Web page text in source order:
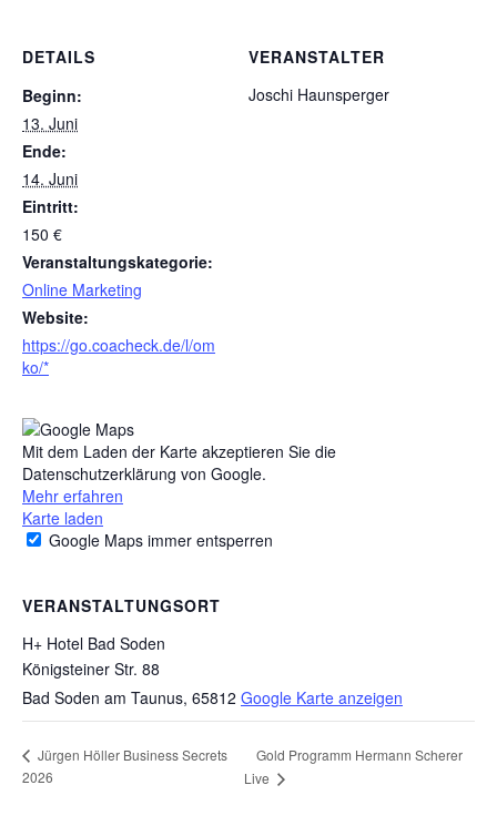
DETAILS
Beginn:
13. Juni
Ende:
14. Juni
Eintritt:
150 €
Veranstaltungskategorie:
Online Marketing
Website:
https://go.coacheck.de/l/om
ko/
VERANSTALTER
Joschi Haunsperger
VERANSTALTUNGSORT
H+ Hotel Bad Soden
Königsteiner Str. 88
Bad Soden am Taunus, 65812 Google Karte anzeigen
Mit dem Laden der Karte akzeptieren Sie die
Datenschutzerklärung von Google.
Mehr erfahren
Karte laden
Google Maps immer entsperren
Jürgen Höller Business Secrets
2026
Gold Programm Hermann Scherer
Live